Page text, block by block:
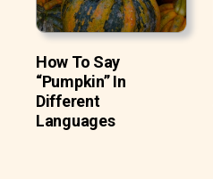
How To Say
“Pumpkin” In
Different
Languages